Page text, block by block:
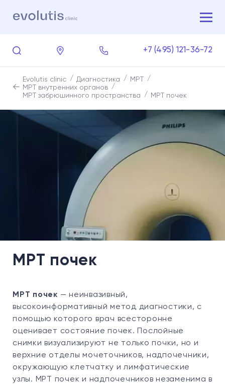
+7 (495) 121-36-72
Evolutis clinic Диагностика
МРТ
МРТ внутренних органов
МРТ забрюшинного пространства
МРТ почек
МРТ почек
МРТ почек — неинвазивный,
высокоинформативный метод диагностики, с
помощью которого врач всесторонне
оценивает состояние почек. Послойные
снимки визуализируют не только почки, но и
верхние отделы мочеточников, надпочечники,
окружающую клетчатку и лимфатические
узлы. МРТ почек и надпочечников незаменима в